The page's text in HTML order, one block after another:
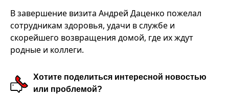
В завершение визита Андрей Даценко пожелал
сотрудникам здоровья, удачи в службе и
скорейшего возвращения домой, где их ждут
родные и коллеги.
Хотите поделиться интересной новостью
или проблемой?